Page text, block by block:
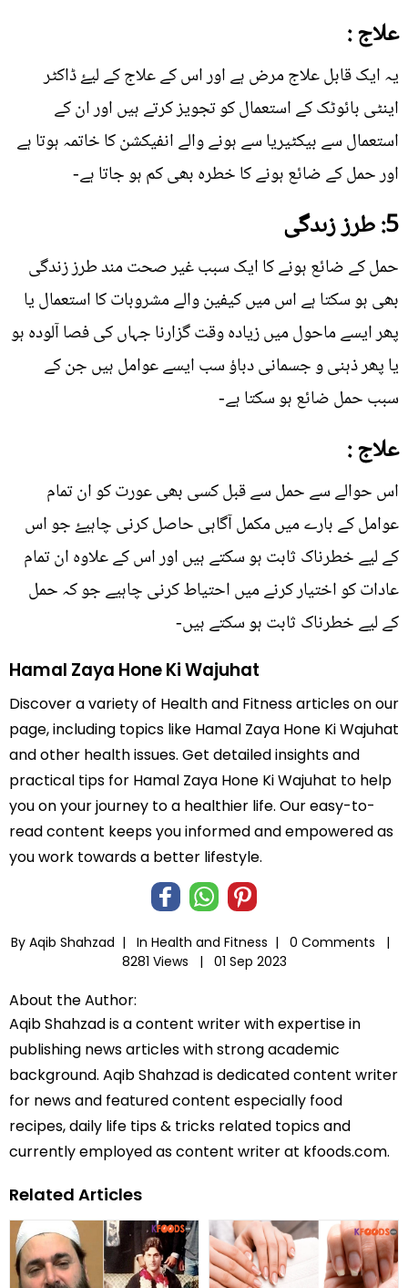
علاج :
یہ ایک قابل علاج مرض ہے اور اس کے علاج کے لیۓ ڈاکٹر
اینٹی بائوٹک کے استعمال کو تجویز کرتے ہیں اور ان کے
استعمال سے بیکٹیریا سے ہونے والے انفیکشن کا خاتمہ ہوتا ہے
اور حمل کے ضائع ہونے کا خطرہ بھی کم ہو جاتا ہے-
5: طرز زںدگی
حمل کے ضائع ہونے کا ایک سبب غیر صحت مند طرز زندگی
بھی ہو سکتا ہے اس میں کیفین والے مشروبات کا استعمال یا
پھر ایسے ماحول میں زیادہ وقت گزارنا جہاں کی فصا آلودہ ہو
یا پھر ذہنی و جسمانی دباؤ سب ایسے عوامل ہیں جن کے
سبب حمل ضائع ہو سکتا ہے-
علاج :
اس حوالے سے حمل سے قبل کسی بھی عورت کو ان تمام
عوامل کے بارے میں مکمل آگاہی حاصل کرنی چاہیۓ جو اس
کے لیے خطرناک ثابت ہو سکتے ہیں اور اس کے علاوہ ان تمام
عادات کو اختیار کرنے میں احتیاط کرنی چاہیے جو کہ حمل
کے لیے خطرناک ثابت ہو سکتے ہیں-
Hamal Zaya Hone Ki Wajuhat
Discover a variety of Health and Fitness articles on our
page, including topics like Hamal Zaya Hone Ki Wajuhat
and other health issues. Get detailed insights and
practical tips for Hamal Zaya Hone Ki Wajuhat to help
you on your journey to a healthier life. Our easy-to-
read content keeps you informed and empowered as
you work towards a better lifestyle.
By Aqib Shahzad | In Health and Fitness |
0 Comments |
8281 Views |
01 Sep 2023
About the Author:
Aqib Shahzad is a content writer with expertise in
publishing news articles with strong academic
background. Aqib Shahzad is dedicated content writer
for news and featured content especially food
recipes, daily life tips & tricks related topics and
currently employed as content writer at kfoods.com.
Related Articles